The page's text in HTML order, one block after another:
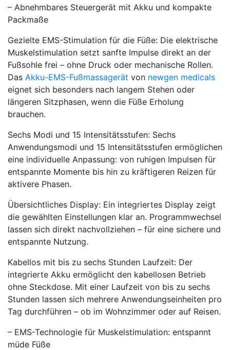
– Abnehmbares Steuergerät mit Akku und kompakte
Packmaße
Gezielte EMS-Stimulation für die Füße: Die elektrische
Muskelstimulation setzt sanfte Impulse direkt an der
Fußsohle frei – ohne Druck oder mechanische Rollen.
Das Akku-EMS-Fußmassagerät von newgen medicals
eignet sich besonders nach langem Stehen oder
längeren Sitzphasen, wenn die Füße Erholung
brauchen.
Sechs Modi und 15 Intensitätsstufen: Sechs
Anwendungsmodi und 15 Intensitätsstufen ermöglichen
eine individuelle Anpassung: von ruhigen Impulsen für
entspannte Momente bis hin zu kräftigeren Reizen für
aktivere Phasen.
Übersichtliches Display: Ein integriertes Display zeigt
die gewählten Einstellungen klar an. Programmwechsel
lassen sich direkt nachvollziehen – für eine sichere und
entspannte Nutzung.
Kabellos mit bis zu sechs Stunden Laufzeit: Der
integrierte Akku ermöglicht den kabellosen Betrieb
ohne Steckdose. Mit einer Laufzeit von bis zu sechs
Stunden lassen sich mehrere Anwendungseinheiten pro
Tag durchführen – ob im Wohnzimmer oder auf Reisen.
– EMS-Technologie für Muskelstimulation: entspannt
müde Füße